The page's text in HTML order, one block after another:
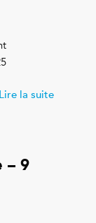
Lire la suite
– 9